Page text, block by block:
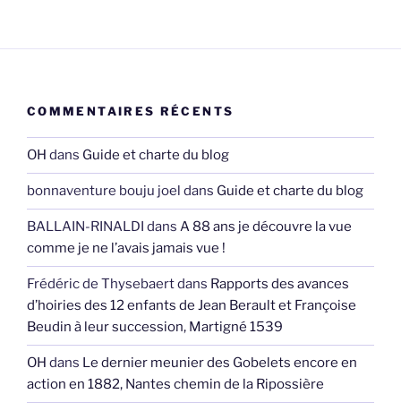
COMMENTAIRES RÉCENTS
OH dans Guide et charte du blog
bonnaventure bouju joel dans Guide et charte du blog
BALLAIN-RINALDI dans A 88 ans je découvre la vue
comme je ne l’avais jamais vue !
Frédéric de Thysebaertdans Rapports des avances
d’hoiries des 12 enfants de Jean Berault et Françoise
Beudin à leur succession, Martigné 1539
OH dans Le dernier meunier des Gobelets encore en
action en 1882, Nantes chemin de la Ripossière